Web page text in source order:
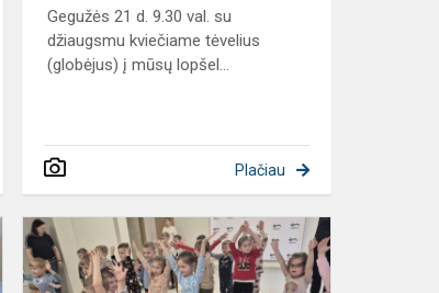
Gegužės 21 d. 9.30 val. su
džiaugsmu kviečiame tėvelius
(globėjus) į mūsų lopšel...
Plačiau
Šiaulių
miesto
ikimokyklinio
diena